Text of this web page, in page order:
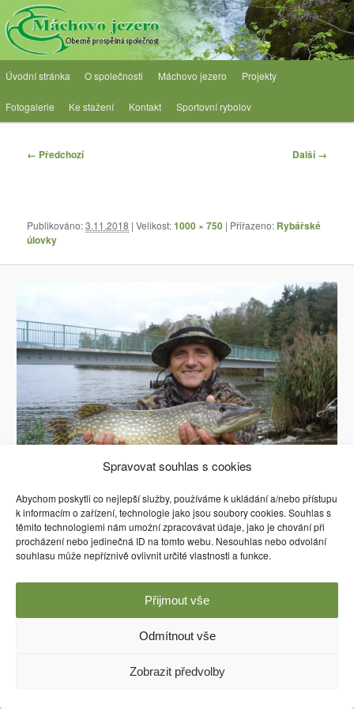
Spravovat souhlas s cookies
Abychom poskytli co nejlepší služby, používáme k ukládání a/nebo přístupu
k informacím o zařízení, technologie jako jsou soubory cookies. Souhlas s
těmito technologiemi nám umožní zpracovávat údaje, jako je chování při
procházení nebo jedinečná ID na tomto webu. Nesouhlas nebo odvolání
souhlasu může nepříznivě ovlivnit určité vlastnosti a funkce.
Přijmout vše
Odmítnout vše
Zobrazit předvolby
Přejít
k
hlavnímu
obsahu
webu OPS Máchovo jezero
Obecně prospěšná společnost
Hlavní
menu
Úvodní stránka O společnosti Máchovo jezero Projekty
Fotogalerie Ke stažení Kontakt Sportovní rybolov
Navigace
← Předchozí Další →
Publikováno:3.11.2018 | Velikost:1000 × 750 | Přiřazeno: Rybářské
úlovky